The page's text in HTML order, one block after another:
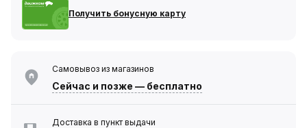
Получить бонусную карту
Самовывоз из магазинов
Сейчас и позже — бесплатно
Доставка в пункт выдачи